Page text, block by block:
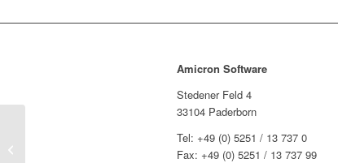
Amicron Software
Stedener Feld 4
33104 Paderborn
Tel: +49 (0) 5251 / 13 737 0
Fax: +49 (0) 5251 / 13 737 99
Fehler bei der Datenrücksicherung mit
dem Firebird-Backupprogramm gbak